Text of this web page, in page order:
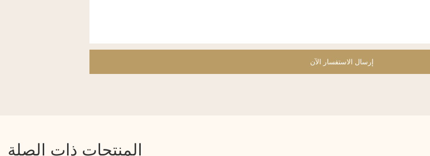
إرسال الاستفسار الآن
المنتجات ذات الصلة